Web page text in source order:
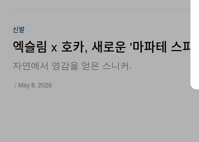
신발
엑슬림 x 호카, 새로운 '마파테 스피
자연에서 영감을 얻은 스니커.
/ May 8, 2026